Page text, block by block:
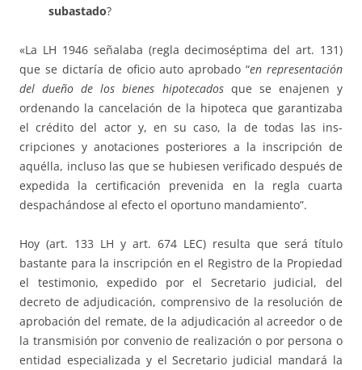
subastado?
«La LH 1946 señalaba (regla decimoséptima del art. 131)
que se dicta­ría de oficio auto aprobado “en representación
del dueño de los bie­nes hi­po­tecadosque se enajenen y
ordenando la cancelación de la hi­po­­teca que garantizaba
el crédito del actor y, en su caso, la de todas las ins­­
cripciones y anotaciones posteriores a la inscripción de
aquélla, incluso las que se hu­biesen verificado después de
expedida la certificación preve­nida en la regla cuarta
despachándose al efecto el oportuno manda­mien­to”.
Hoy (art. 133 LH y art. 674 LEC) resulta que será título
bastante para la inscripción en el Registro de la Propiedad
el testimonio, expedido por el Secretario judicial, del
decreto de adjudicación, comprensivo de la re­so­lución de
aprobación del remate, de la adjudicación al acreedor o de
la transmisión por convenio de realización o por persona o
entidad espe­cia­lizada y el Secretario judicial mandará la